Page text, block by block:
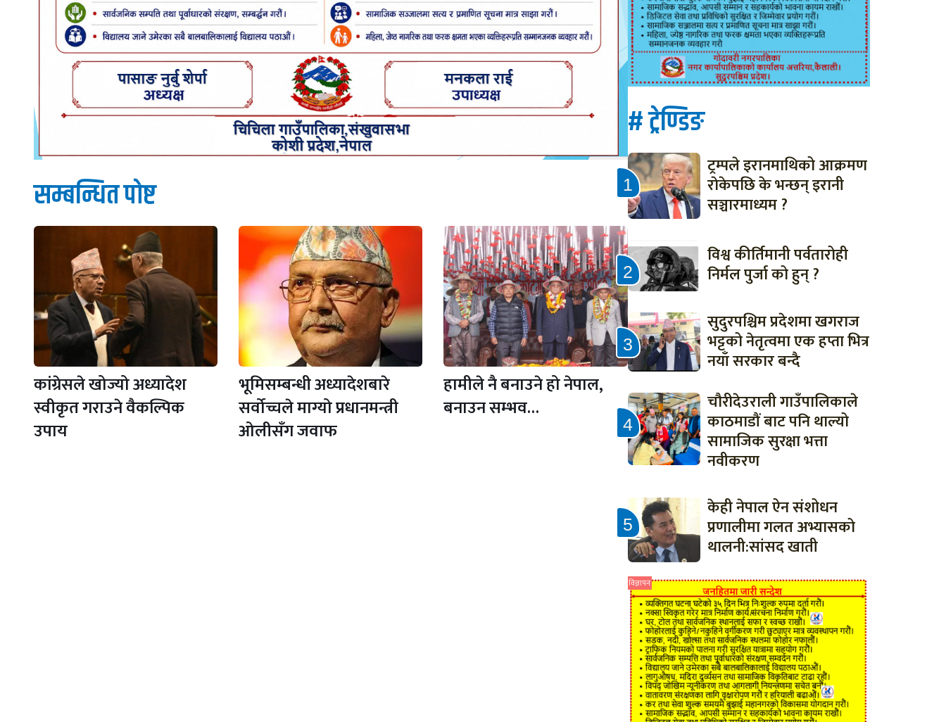
सम्बन्धित पाेष्ट
कांग्रेसले खोज्यो अध्यादेश
स्वीकृत गराउने वैकल्पिक
उपाय
भूमिसम्बन्धी अध्यादेशबारे
सर्वोच्चले माग्यो प्रधानमन्त्री
ओलीसँग जवाफ
हामीले नै बनाउने हो नेपाल,
बनाउन सम्भव…
# ट्रेण्डिङ
ट्रम्पले इरानमाथिको आक्रमण
राेकेपछि के भन्छन् इरानी
सञ्चारमाध्यम ?
विश्व कीर्तिमानी पर्वतारोही
निर्मल पुर्जा को हुन् ?
सुदुरपश्चिम प्रदेशमा खगराज
भट्टको नेतृत्वमा एक हप्ता भित्र
नयाँ सरकार बन्दै
चौरीदेउराली गाउँपालिकाले
काठमाडौं बाट पनि थाल्यो
सामाजिक सुरक्षा भत्ता
नवीकरण
केही नेपाल ऐन संशोधन
प्रणालीमा गलत अभ्यासको
थालनी:सांसद खाती
विज्ञापन